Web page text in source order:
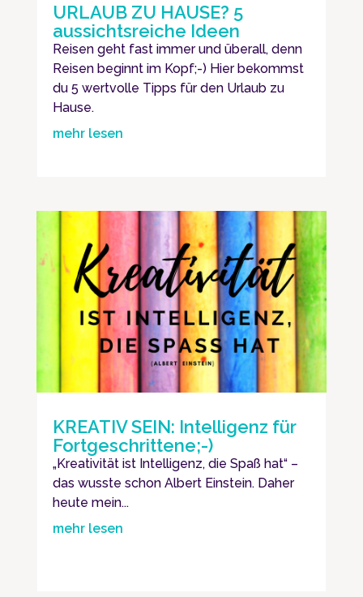
URLAUB ZU HAUSE? 5
aussichtsreiche Ideen
Reisen geht fast immer und überall, denn
Reisen beginnt im Kopf;-) Hier bekommst
du 5 wertvolle Tipps für den Urlaub zu
Hause.
mehr lesen
KREATIV SEIN: Intelligenz für
Fortgeschrittene;-)
„Kreativität ist Intelligenz, die Spaß hat“ –
das wusste schon Albert Einstein. Daher
heute mein...
mehr lesen